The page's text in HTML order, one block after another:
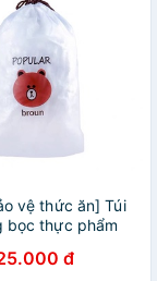
vệ thức ăn] Túi
bọc thực phẩm
đ